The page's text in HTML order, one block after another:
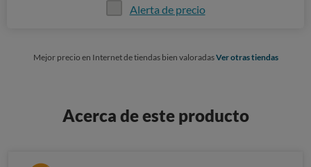
Alerta de precio
Mejor precio en Internet de tiendas bien valoradasVer otras tiendas
Acerca de este producto